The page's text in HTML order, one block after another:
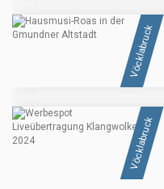
Vöcklabruck
Vöcklabruck